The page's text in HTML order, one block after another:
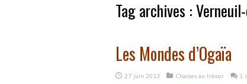
Tag archives :
Les Mondes d’Ogaïa
27 juin 2013 Chasses au trésor 1